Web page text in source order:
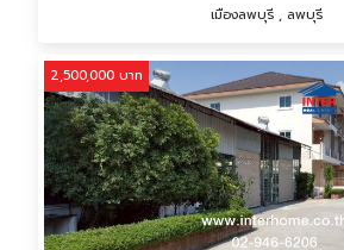
เมืองลพบุรี , ลพบุรี
2,500,000 บาท